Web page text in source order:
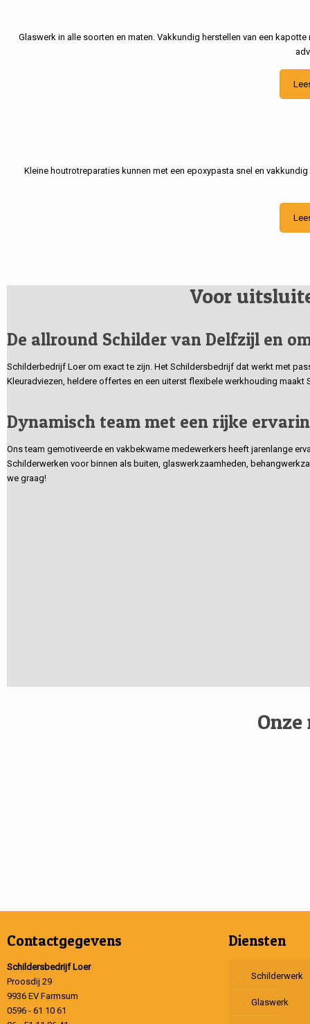
Glaswerk in alle soorten en maten. Vakkundig herstellen van een
Kleine houtrotreparaties kunnen met een epoxypasta snel en
Voor
De allround Schilder van Delfzijl en
Schilderbedrijf Loer om exact te zijn. Het Schildersbedrijf dat werkt met
Kleuradviezen, heldere offertes en een uiterst flexibele werkhouding
Dynamisch team met een rijke
Ons team gemotiveerde en vakbekwame medewerkers heeft jarenlange
Schilderwerken voor binnen als buiten, glaswerkzaamheden,
we graag!
Contactgegevens
Schildersbedrijf Loer
Proosdij 29
9936 EV Farmsum
0596 - 61 10 61
Diensten
Schilderwerk
Glaswerk